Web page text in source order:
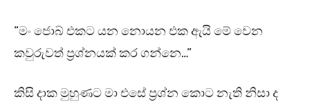
“මං ජොබ් එකට යන නොයන එක ඇයි මේ වෙන
කවුරුවත් ප්‍රශ්නයක් කර ගන්නෙ…”
කිසි දාක මුහුණට මා එසේ ප්‍රශ්න කොට නැති නිසා ද